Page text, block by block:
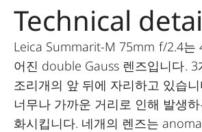
Technical
Leica Summarit-M 75mm f/2.4는
어진 double Gauss 렌즈입니다.
조리개의 앞 뒤에 자리하고 있습
너무나 가까운 거리로 인해 발생
화시킵니다. 네개의 렌즈는